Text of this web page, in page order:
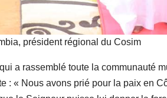
président régional du Cosim
a rassemblé toute la communauté
: « Nous avons prié pour la paix en